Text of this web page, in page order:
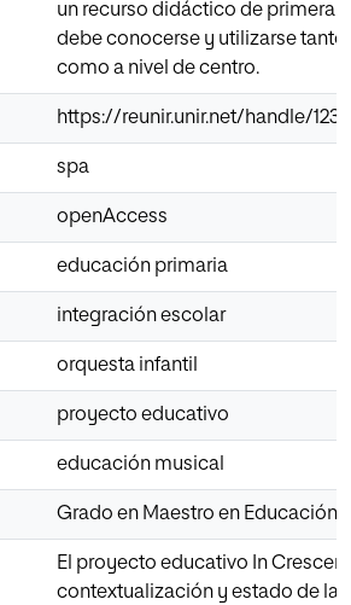
un recurso didáctico de primera
debe conocerse y utilizarse tanto
como a nivel de centro.
https://reunir.unir.net/handle/
spa
openAccess
educación primaria
integración escolar
orquesta infantil
proyecto educativo
educación musical
Grado en Maestro en Educación
El proyecto educativo In
contextualización y estado de la